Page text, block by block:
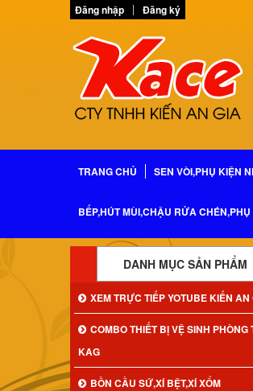
Đăng nhập Đăng ký
TRANG CHỦ SEN VÒI,PHỤ KIỆN
BẾP,HÚT MÙI,CHẬU RỬA
DANH MỤC SẢN PHẨM
XEM TRỰC TIẾP YOTUBE KIẾN AN
COMBO THIẾT BỊ VỆ SINH PHÒNG
KAG
BỒN CẦU SỨ,XÍ BỆT,XÍ XỔM